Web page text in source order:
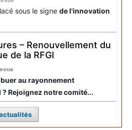
sous le signe de l'innovation
– Renouvellement du
de la RFGI
au rayonnement
? Rejoignez notre comité...